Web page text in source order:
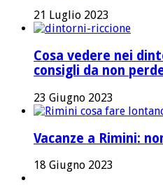
21 Luglio 2023
Cosa vedere nei
consigli da non
23 Giugno 2023
Vacanze a Rimini:
18 Giugno 2023